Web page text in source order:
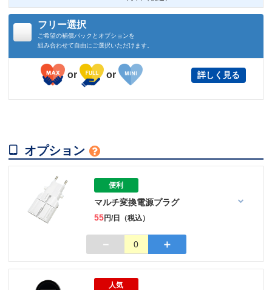
フリー選択
ご希望の補償パックとオプションを
組み合わせて自由にご選択いただけます。
or or 詳しく見る
 オプション 
便利
マルチ変換電源プラグ
55円/日（税込）
－ 0 ＋
人気